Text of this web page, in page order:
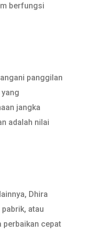
berfungsi
panggilan
jangka
adalah nilai
Dhira
atau
perbaikan cepat